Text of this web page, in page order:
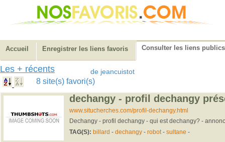
Accueil Enregistrer les liens favoris Consulter les liens publics
Les + récents de jeancuistot
8 site(s) favori(s)
dechangy - profil dechangy
www.situcherches.com/profil-dechangy.html
Dechangy - profil dechangy - qui est dechangy? -
TAG(S): billard - dechangy- robot- sultane -